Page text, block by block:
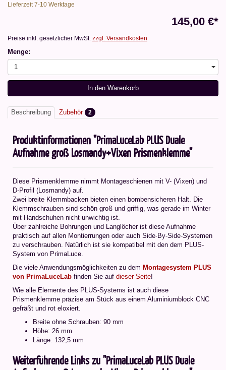
Lieferzeit 7-10 Werktage
145,00 €*
Preise inkl. gesetzlicher MwSt. zzgl. Versandkosten
Menge:
1
In den Warenkorb
Beschreibung Zubehör 2
Produktinformationen "PrimaLuceLab PLUS Duale
Aufnahme groß Losmandy+Vixen Prismenklemme"
Diese Prismenklemme nimmt Montageschienen mit V- (Vixen) und
D-Profil (Losmandy) auf.
Zwei breite Klemmbacken bieten einen bombensicheren Halt. Die
Klemmschrauben sind schön groß und griffig, was gerade im Winter
mit Handschuhen nicht unwichtig ist.
Über zahlreiche Bohrungen und Langlöcher ist diese Aufnahme
praktisch auf allen Montierrungen oder auch Side-By-Side-Systemen
zu verschrauben. Natürlich ist sie kompatibel mit den dem PLUS-
System von PrimaLuce.
Die viele Anwendungsmöglichkeiten zu dem Montagesystem PLUS
von PrimaLuceLab finden Sie auf dieser Seite!
Wie alle Elemente des PLUS-Systems ist auch diese
Prismenklemme präzise am Stück aus einem Aluminiumblock CNC
gefräßt und rot eloxiert.
Breite ohne Schrauben: 90 mm
Höhe: 26 mm
Länge: 132,5 mm
Weiterführende Links zu "PrimaLuceLab PLUS Duale